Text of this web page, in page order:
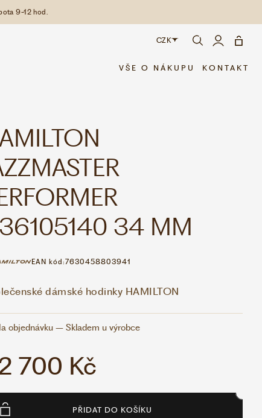
9-12 hod.
CZK
CZK
VŠE O NÁKUPU KONTAKT
34 MM
EAN kód:7630458803941
dámské hodinky HAMILTON
objednávku – Skladem u výrobce
700 Kč
PŘIDAT DO KOŠÍKU